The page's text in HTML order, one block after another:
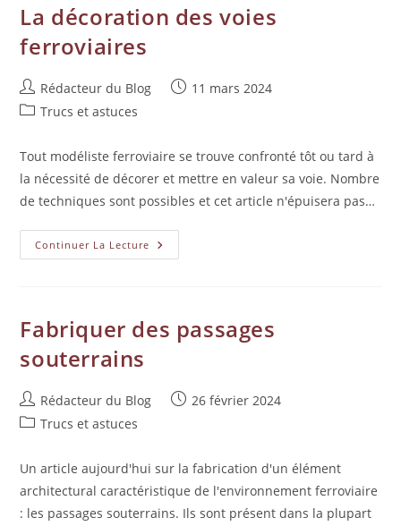
La décoration des voies
ferroviaires
Rédacteur du Blog
11 mars 2024
Trucs et astuces
Tout modéliste ferroviaire se trouve confronté tôt ou tard à
la nécessité de décorer et mettre en valeur sa voie. Nombre
de techniques sont possibles et cet article n'épuisera pas…
Continuer La Lecture
Fabriquer des passages
souterrains
Rédacteur du Blog
26 février 2024
Trucs et astuces
Un article aujourd'hui sur la fabrication d'un élément
architectural caractéristique de l'environnement ferroviaire
: les passages souterrains. Ils sont présent dans la plupart